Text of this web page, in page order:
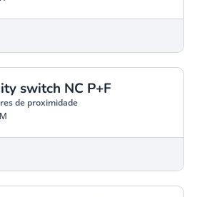
switch NC P+F
de proximidade